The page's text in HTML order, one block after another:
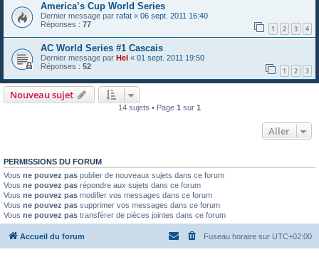
America’s Cup World Series
Dernier message par rafat « 06 sept. 2011 16:40
Réponses : 77 1 2 3 4
AC World Series #1 Cascais
Dernier message par Hel « 01 sept. 2011 19:50
Réponses : 52 1 2 3
Nouveau sujet
14 sujets • Page 1 sur 1
Aller
PERMISSIONS DU FORUM
Vous ne pouvez pas publier de nouveaux sujets dans ce forum
Vous ne pouvez pas répondre aux sujets dans ce forum
Vous ne pouvez pas modifier vos messages dans ce forum
Vous ne pouvez pas supprimer vos messages dans ce forum
Vous ne pouvez pas transférer de pièces jointes dans ce forum
Accueil du forum Fuseau horaire sur UTC+02:00